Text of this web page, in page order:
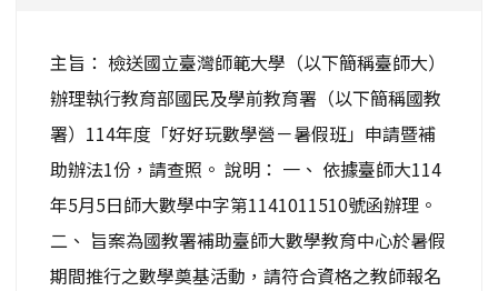
主旨： 檢送國立臺灣師範大學（以下簡稱臺師大）
辦理執行教育部國民及學前教育署（以下簡稱國教
署）114年度「好好玩數學營－暑假班」申請暨補
助辦法1份，請查照。 說明： 一、 依據臺師大114
年5月5日師大數學中字第1141011510號函辦理。
二、 旨案為國教署補助臺師大數學教育中心於暑假
期間推行之數學奠基活動，請符合資格之教師報名